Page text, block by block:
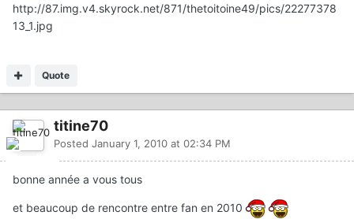
http://87.img.v4.skyrock.net/871/thetoitoine49/pics/22277378
13_1.jpg
Quote
titine70
Posted January 1, 2010 at 02:34 PM
bonne année a vous tous
et beaucoup de rencontre entre fan en 2010